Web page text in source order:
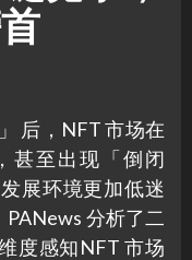
后，NFT 市场在
甚至出现「倒闭
展环境更加低迷
分析了二
度感知NFT 市场